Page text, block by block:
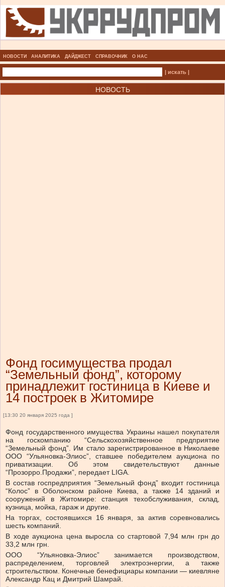
НОВОСТИ АНАЛИТИКА ДАЙДЖЕСТ СПРАВОЧНИК О НАС
| искать |
НОВОСТЬ
Фонд госимущества продал
“Земельный фонд”, которому
принадлежит гостиница в Киеве и
14 построек в Житомире
[13:30 20 января 2025 года ]
Фонд государственного имущества Украины нашел покупателя
на госкомпанию “Сельскохозяйственное предприятие
“Земельный фонд”. Им стало зарегистрированное в Николаеве
ООО “Ульяновка-Элиос”, ставшее победителем аукциона по
приватизации. Об этом свидетельствуют данные
“Прозорро.Продажи”, передает LIGA.
В состав госпредприятия “Земельный фонд” входит гостиница
“Колос” в Оболонском районе Киева, а также 14 зданий и
сооружений в Житомире: станция техобслуживания, склад,
кузница, мойка, гараж и другие.
На торгах, состоявшихся 16 января, за актив соревновались
шесть компаний.
В ходе аукциона цена выросла со стартовой 7,94 млн грн до
33,2 млн грн.
ООО “Ульяновка-Элиос” занимается производством,
распределением, торговлей электроэнергии, а также
строительством. Конечные бенефициары компании — киевляне
Александр Кац и Дмитрий Шамрай.